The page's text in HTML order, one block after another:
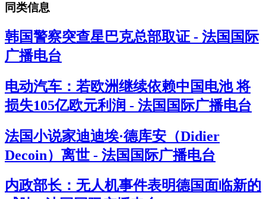
同类信息
韩国警察突查星巴克总部取证 - 法国国际
广播电台
电动汽车：若欧洲继续依赖中国电池 将
损失105亿欧元利润 - 法国国际广播电台
法国小说家迪迪埃·德库安（Didier
Decoin）离世 - 法国国际广播电台
内政部长：无人机事件表明德国面临新的